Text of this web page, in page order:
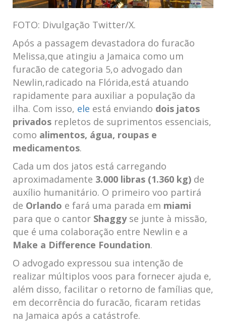
FOTO: Divulgação Twitter/X.
Após a passagem ‌devastadora do furacão
Melissa,que atingiu a⁤ Jamaica como um
furacão de categoria 5,o advogado⁣ dan
⁢Newlin,radicado na Flórida,está atuando
rapidamente para auxiliar a​ população da‌
ilha. Com isso, ele está enviando dois jatos
privados repletos de suprimentos essenciais,
como alimentos, água, roupas e
medicamentos.
Cada um dos jatos‌ está carregando
‍aproximadamente 3.000 libras (1.360 kg) de
auxílio humanitário. O primeiro ⁣voo partirá
de Orlando e fará uma parada em miami
para que o cantor Shaggyse junte à missão,
que é uma ​colaboração entre Newlin e a
Make⁤ a ⁢Difference Foundation.
O ⁤advogado expressou sua ⁣intenção de
realizar múltiplos voos⁤ para fornecer⁤ ajuda ​e,
além disso, facilitar o retorno de famílias que,
em decorrência do furacão, ficaram ​retidas
⁤na Jamaica⁤ após a catástrofe.